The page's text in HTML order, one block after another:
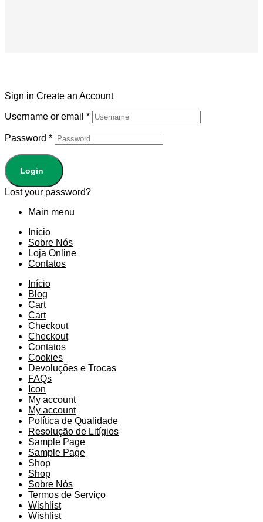
Sign in Create an Account
Username or email *
Password *
Login
Lost your password?
Main menu
Início
Sobre Nós
Loja Online
Contatos
Início
Blog
Cart
Cart
Checkout
Checkout
Contatos
Cookies
Devoluções e Trocas
FAQs
Icon
My account
My account
Política de Qualidade
Resolução de Litígios
Sample Page
Sample Page
Shop
Shop
Sobre Nós
Termos de Serviço
Wishlist
Wishlist